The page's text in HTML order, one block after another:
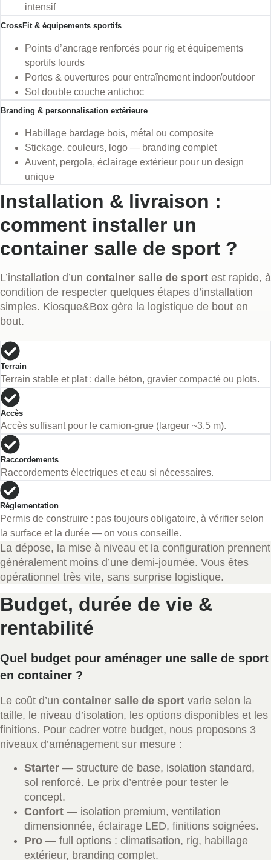
intensif
CrossFit & équipements sportifs
Points d’ancrage renforcés pour rig et équipements
sportifs lourds
Portes & ouvertures pour entraînement indoor/outdoor
Sol double couche antichoc
Branding & personnalisation extérieure
Habillage bardage bois, métal ou composite
Stickage, couleurs, logo — branding complet
Auvent, pergola, éclairage extérieur pour un design
unique
Installation & livraison :
comment installer un
container salle de sport ?
L’installation d’un container salle de sport est rapide, à
condition de respecter quelques étapes d’installation
simples. Kiosque&Box gère la logistique de bout en
bout.
Terrain
Terrain stable et plat : dalle béton, gravier compacté ou plots.
Accès
Accès suffisant pour le camion-grue (largeur ~3,5 m).
Raccordements
Raccordements électriques et eau si nécessaires.
Réglementation
Permis de construire : pas toujours obligatoire, à vérifier selon
la surface et la durée — on vous conseille.
La dépose, la mise à niveau et la configuration prennent
généralement moins d’une demi-journée. Vous êtes
opérationnel très vite, sans surprise logistique.
Budget, durée de vie &
rentabilité
Quel budget pour aménager une salle de sport
en container ?
Le coût d’un container salle de sport varie selon la
taille, le niveau d’isolation, les options disponibles et les
finitions. Pour cadrer votre budget, nous proposons 3
niveaux d’aménagement sur mesure :
Starter — structure de base, isolation standard,
sol renforcé. Le prix d’entrée pour tester le
concept.
Confort — isolation premium, ventilation
dimensionnée, éclairage LED, finitions soignées.
Pro — full options : climatisation, rig, habillage
extérieur, branding complet.